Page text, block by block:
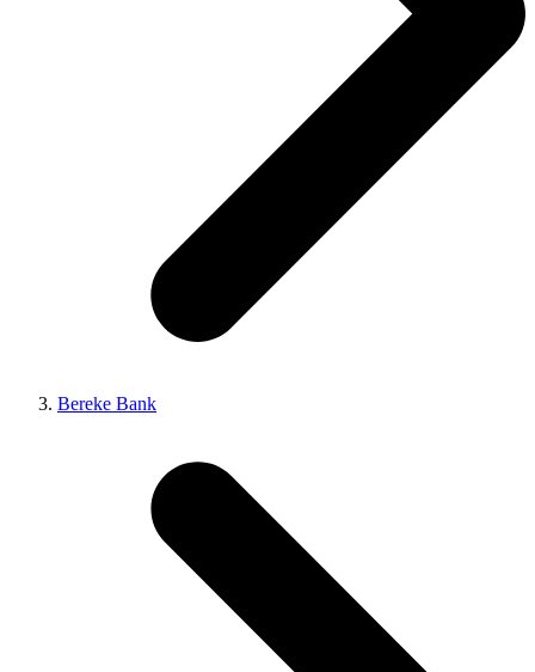
Bereke Bank